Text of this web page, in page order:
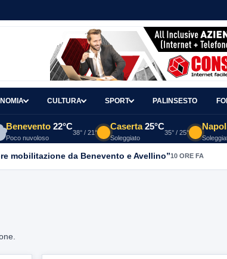
CULTURA SPORT PALINSESTO
Benevento 22°C
Poco nuvoloso
38° / 21°
Caserta 25°C
Soleggiato
35° / 25°
mobilitazione da Benevento e Avellino”10 ORE FA